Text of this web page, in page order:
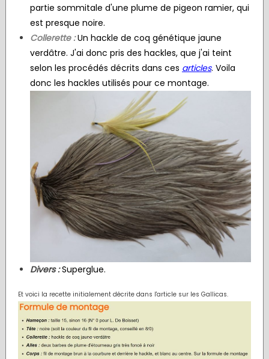
partie sommitale d'une plume de pigeon ramier, qui
est presque noire.
Collerette : Un hackle de coq génétique jaune
verdâtre. J'ai donc pris des hackles, que j'ai teint
selon les procédés décrits dans ces articles. Voila
donc les hackles utilisés pour ce montage.
Divers : Superglue.
Et voici la recette initialement décrite dans l'article sur les Gallicas.